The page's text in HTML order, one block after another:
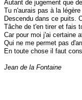
Autant de jugement que
Tu n'aurais pas à la légère
Descendu dans ce puits.
Tâche de t'en tirer et fais
Car pour moi j'ai certaine
Qui ne me permet pas
En toute chose il faut
Jean de la Fontaine